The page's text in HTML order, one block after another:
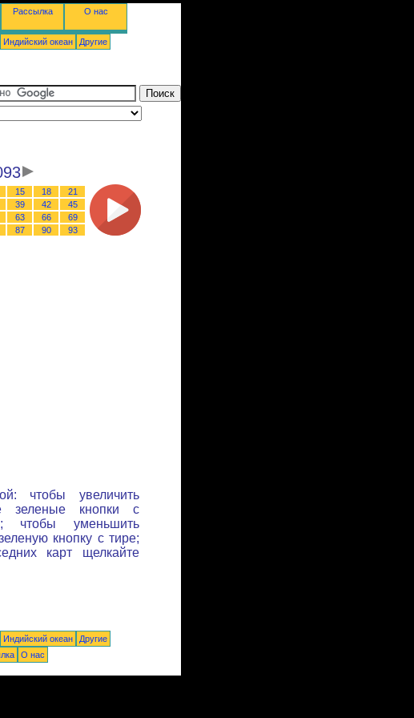
Рассылка О нас
Индийский океан Другие
15 18
21
39 42
45
63 66
69
87 90 93
чтобы увеличить
зеленые кнопки с
чтобы уменьшить
кнопку с тире;
карт щелкайте
Индийский океан
Другие
О нас